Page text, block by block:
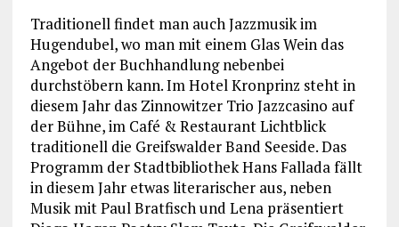
Traditionell findet man auch Jazzmusik im
Hugendubel, wo man mit einem Glas Wein das
Angebot der Buchhandlung nebenbei
durchstöbern kann. Im Hotel Kronprinz steht in
diesem Jahr das Zinnowitzer Trio Jazzcasino auf
der Bühne, im Café & Restaurant Lichtblick
traditionell die Greifswalder Band Seeside. Das
Programm der Stadtbibliothek Hans Fallada fällt
in diesem Jahr etwas literarischer aus, neben
Musik mit Paul Bratfisch und Lena präsentiert